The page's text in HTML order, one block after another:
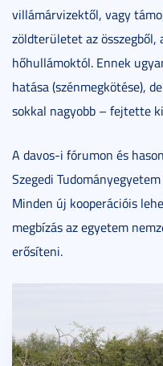
villámárvizektől, vagy
zöldterületet az összegből,
hőhullámoktól. Ennek
hatása (szénmegkötése),
sokkal nagyobb – fejtette
A davos-i fórumon és
Szegedi
Minden új kooperációis
megbízás az egyetem
erősíteni.